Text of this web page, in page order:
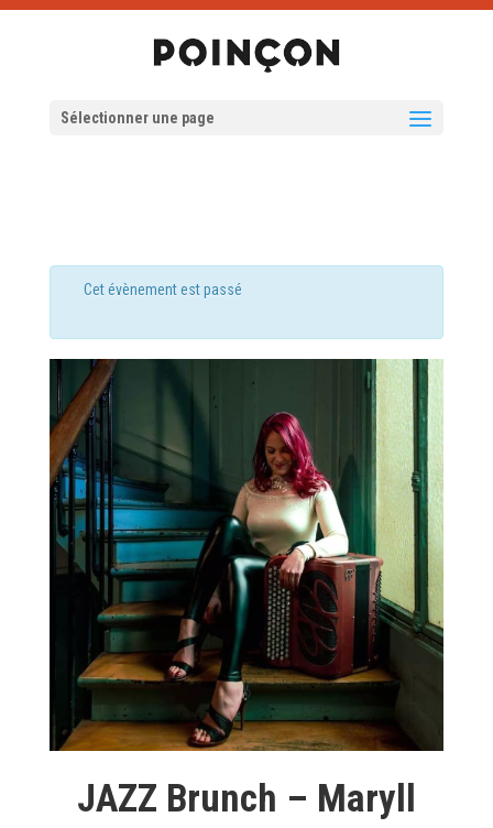
Sélectionner une page
Cet évènement est passé
JAZZ Brunch – Maryll